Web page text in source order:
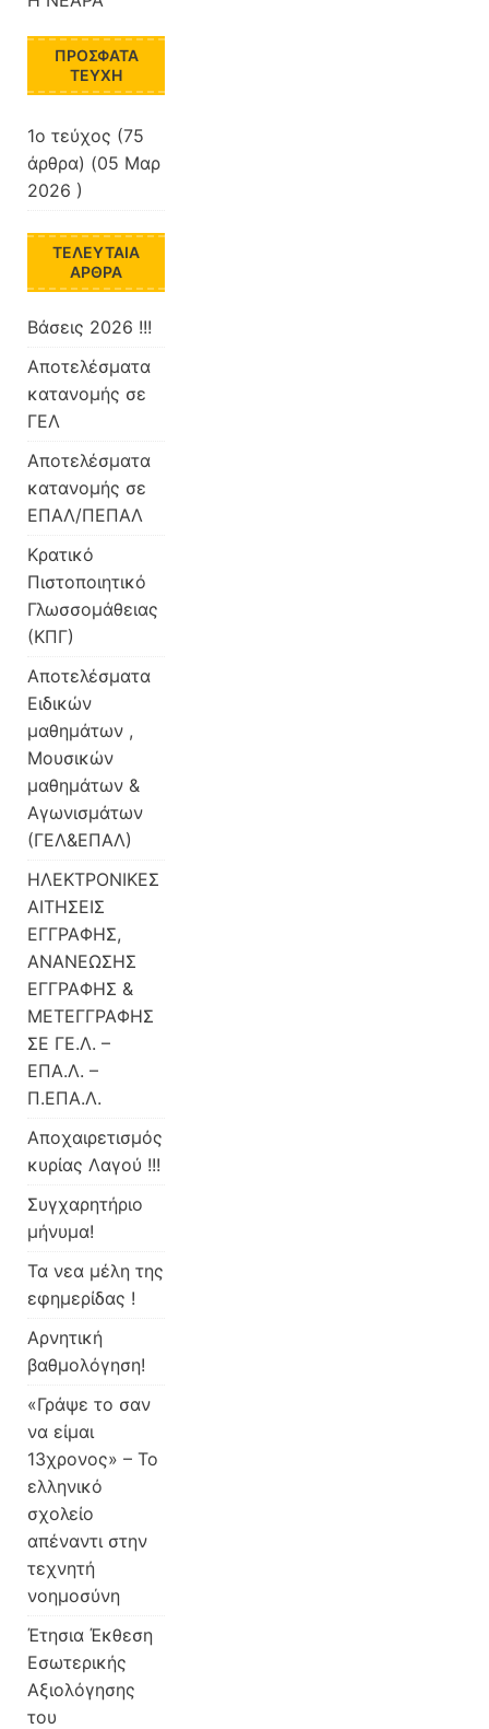
ΠΡΌΣΦΑΤΑ
ΤΕΎΧΗ
1ο τεύχος (75
άρθρα) (05 Μαρ
2026 )
ΤΕΛΕΥΤΑΊΑ
ΆΡΘΡΑ
Βάσεις 2026 !!!
Αποτελέσματα
κατανομής σε
ΓΕΛ
Αποτελέσματα
κατανομής σε
ΕΠΑΛ/ΠΕΠΑΛ
Κρατικό
Πιστοποιητικό
Γλωσσομάθειας
(ΚΠΓ)
Αποτελέσματα
Ειδικών
μαθημάτων ,
Μουσικών
μαθημάτων &
Αγωνισμάτων
(ΓΕΛ&ΕΠΑΛ)
ΗΛΕΚΤΡΟΝΙΚΕΣ
ΑΙΤΗΣΕΙΣ
ΕΓΓΡΑΦΗΣ,
ΑΝΑΝΕΩΣΗΣ
ΕΓΓΡΑΦΗΣ &
ΜΕΤΕΓΓΡΑΦΗΣ
ΣΕ ΓΕ.Λ. –
ΕΠΑ.Λ. –
Π.ΕΠΑ.Λ.
Αποχαιρετισμός
κυρίας Λαγού !!!
Συγχαρητήριο
μήνυμα!
Τα νεα μέλη της
εφημερίδας !
Αρνητική
βαθμολόγηση!
«Γράψε το σαν
να είμαι
13χρονος» – Το
ελληνικό
σχολείο
απέναντι στην
τεχνητή
νοημοσύνη
Έτησια Έκθεση
Εσωτερικής
Αξιολόγησης
του